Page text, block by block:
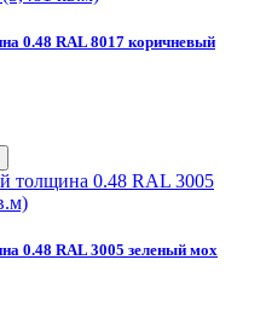
0.48 RAL 8017 коричневый
0.48 RAL 3005 зеленый мох